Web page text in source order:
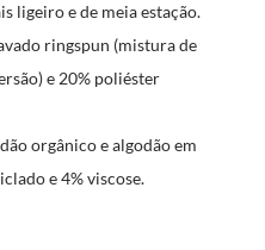
ligeiro e de meia estação.
ringspun (mistura de
e 20% poliéster
orgânico e algodão em
e 4% viscose.